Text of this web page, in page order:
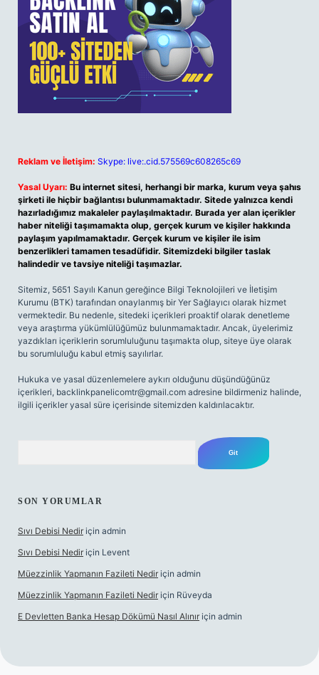
Reklam ve İletişim: Skype: live:.cid.575569c608265c69
Yasal Uyarı: Bu internet sitesi, herhangi bir marka, kurum veya şahıs
şirketi ile hiçbir bağlantısı bulunmamaktadır. Sitede yalnızca kendi
hazırladığımız makaleler paylaşılmaktadır. Burada yer alan içerikler
haber niteliği taşımamakta olup, gerçek kurum ve kişiler hakkında
paylaşım yapılmamaktadır. Gerçek kurum ve kişiler ile isim
benzerlikleri tamamen tesadüfidir. Sitemizdeki bilgiler taslak
halindedir ve tavsiye niteliği taşımazlar.
Sitemiz, 5651 Sayılı Kanun gereğince Bilgi Teknolojileri ve İletişim
Kurumu (BTK) tarafından onaylanmış bir Yer Sağlayıcı olarak hizmet
vermektedir. Bu nedenle, sitedeki içerikleri proaktif olarak denetleme
veya araştırma yükümlülüğümüz bulunmamaktadır. Ancak, üyelerimiz
yazdıkları içeriklerin sorumluluğunu taşımakta olup, siteye üye olarak
bu sorumluluğu kabul etmiş sayılırlar.
Hukuka ve yasal düzenlemelere aykırı olduğunu düşündüğünüz
içerikleri, backlinkpanelicomtr@gmail.com adresine bildirmeniz halinde,
ilgili içerikler yasal süre içerisinde sitemizden kaldırılacaktır.
SON YORUMLAR
Sıvı Debisi Nedir için admin
Sıvı Debisi Nedir için Levent
Müezzinlik Yapmanın Fazileti Nedir için admin
Müezzinlik Yapmanın Fazileti Nedir için Rüveyda
E Devletten Banka Hesap Dökümü Nasıl Alınır için admin